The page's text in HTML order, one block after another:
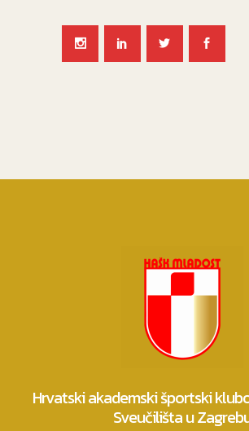
Hrvatski akademski športski
Sveučilišta u